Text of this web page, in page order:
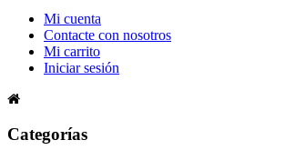
Mi cuenta
Contacte con nosotros
Mi carrito
Iniciar sesión
Categorías